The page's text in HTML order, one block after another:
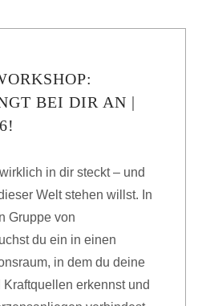
BEI DIR AN |
in dir steckt – und
Welt stehen willst. In
Gruppe von
du ein in einen
in dem du deine
erkennst und